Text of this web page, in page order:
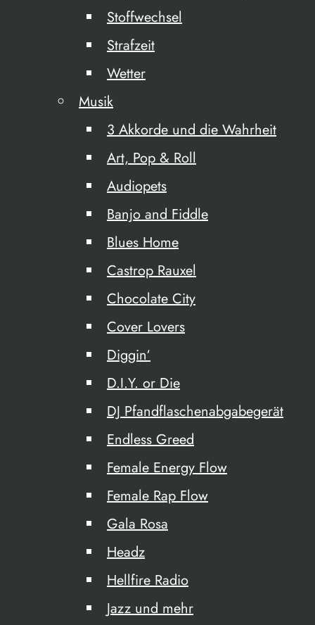
Stoffwechsel
Strafzeit
Wetter
Musik
3 Akkorde und die Wahrheit
Art, Pop & Roll
Audiopets
Banjo and Fiddle
Blues Home
Castrop Rauxel
Chocolate City
Cover Lovers
Diggin‘
D.I.Y. or Die
DJ Pfandflaschenabgabegerät
Endless Greed
Female Energy Flow
Female Rap Flow
Gala Rosa
Headz
Hellfire Radio
Jazz und mehr